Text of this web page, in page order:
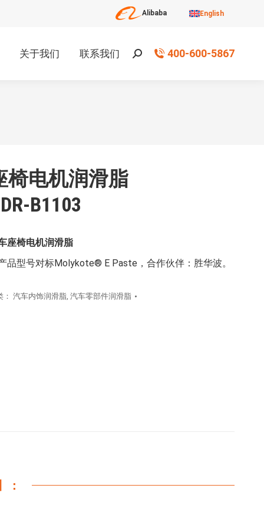
Alibaba English
关于我们 联系我们
搜
400-600-5867
椅电机润滑脂
B1103
座椅电机润滑脂
品型号对标Molykote® E Paste，合作伙伴：胜华波。
：汽车内饰润滑脂 ,汽车零部件润滑脂
：